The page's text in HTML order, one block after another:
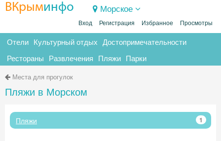
ВКрыминфо Морское
Вход Регистрация Избранное Просмотры
Отели Культурный отдых Достопримечательности
Рестораны Развлечения Пляжи Парки
Места для прогулок
Пляжи в Морском
Пляжи 1